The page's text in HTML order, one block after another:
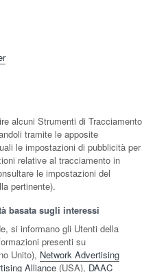
alcuni Strumenti di Tracciamento
tramite le apposite
le impostazioni di pubblicità per
relative al tracciamento in
le impostazioni del
pertinente).
basata sugli interessi
si informano gli Utenti della
presenti su
Unito), Network Advertising
Alliance (USA), DAAC